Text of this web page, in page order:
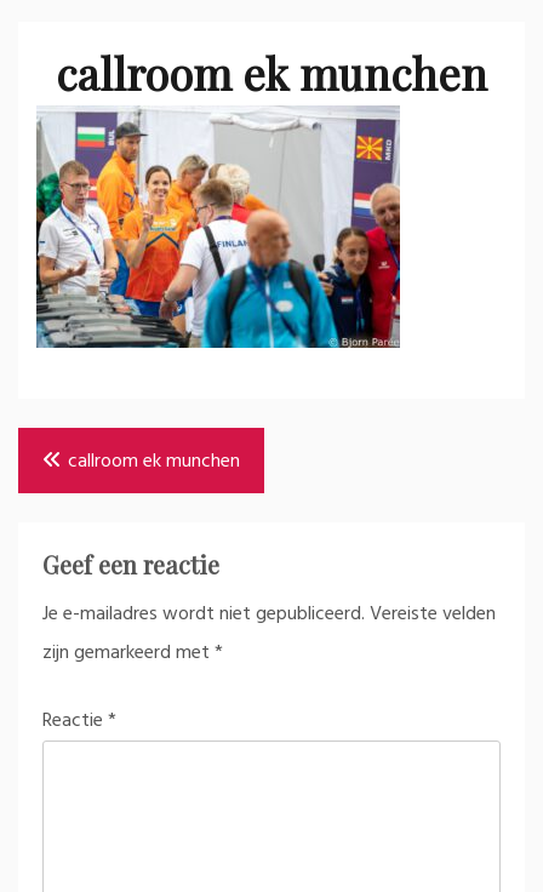
callroom ek munchen
Bericht
navigatie
callroom ek munchen
Geef een reactie
Je e-mailadres wordt niet gepubliceerd.Vereiste velden
zijn gemarkeerd met*
Reactie*